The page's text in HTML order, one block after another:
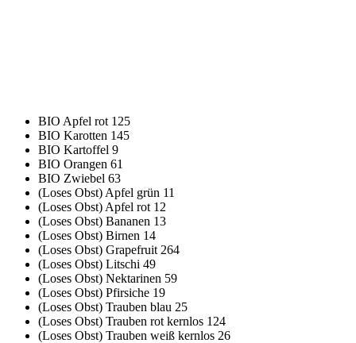
BIO Apfel rot 125
BIO Karotten 145
BIO Kartoffel 9
BIO Orangen 61
BIO Zwiebel 63
(Loses Obst) Apfel grün 11
(Loses Obst) Apfel rot 12
(Loses Obst) Bananen 13
(Loses Obst) Birnen 14
(Loses Obst) Grapefruit 264
(Loses Obst) Litschi 49
(Loses Obst) Nektarinen 59
(Loses Obst) Pfirsiche 19
(Loses Obst) Trauben blau 25
(Loses Obst) Trauben rot kernlos 124
(Loses Obst) Trauben weiß kernlos 26